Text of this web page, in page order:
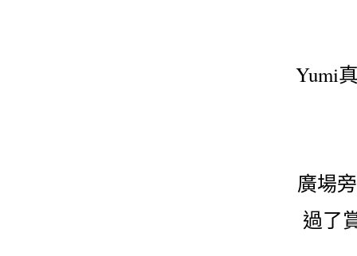
Yumi
廣場
過了